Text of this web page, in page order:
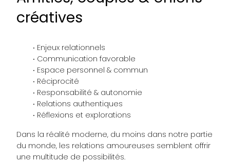
créatives
Enjeux relationnels
Communication favorable
Espace personnel & commun
Réciprocité
Responsabilité & autonomie
Relations authentiques
Réflexions et explorations
Dans la réalité moderne, du moins dans notre partie
du monde, les relations amoureuses semblent offrir
une multitude de possibilités.